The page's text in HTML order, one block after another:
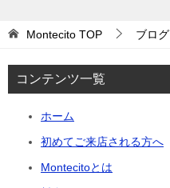
Montecito TOP ブログ
コンテンツ一覧
ホーム
初めてご来店される方へ
Montecitoとは